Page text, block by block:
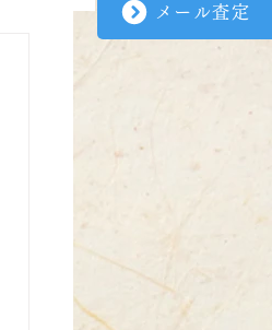
メール査定